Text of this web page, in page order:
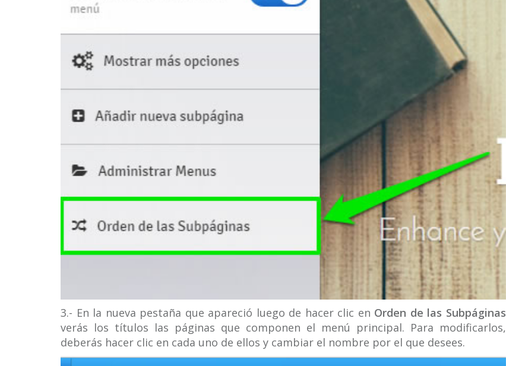
3.- En la nueva pestaña que apareció luego de hacer clic en Orden de las Subpáginas
verás los títulos las páginas que componen el menú principal. Para modificarlos,
deberás hacer clic en cada uno de ellos y cambiar el nombre por el que desees.